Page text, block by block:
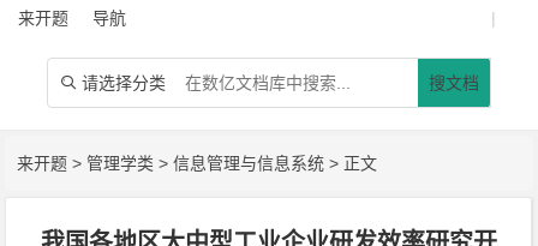
来开题 导航 |
 请选择分类 搜文档
来开题 >管理学类 >信息管理与信息系统 > 正文